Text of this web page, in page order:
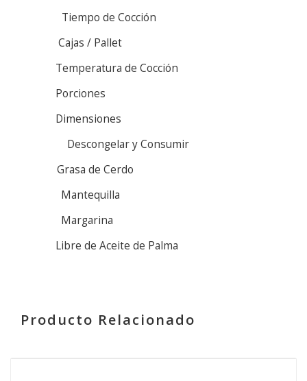
Tiempo de Cocción
Cajas / Pallet
Temperatura de Cocción
Porciones
Dimensiones
Descongelar y Consumir
Grasa de Cerdo
Mantequilla
Margarina
Libre de Aceite de Palma
Producto Relacionado